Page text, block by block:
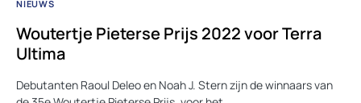
NIEUWS
Woutertje Pieterse Prijs 2022 voor Terra
Ultima
Debutanten Raoul Deleo en Noah J. Stern zijn de winnaars van